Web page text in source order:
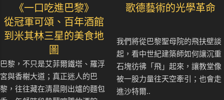
《一口吃進巴黎》
從冠軍可頌、百年酒館
到米其林三星的美食地
圖
巴黎，不只是艾菲爾鐵塔、羅浮
宮與香榭大道；真正迷人的巴
黎，往往藏在清晨剛出爐的麵包
歌德藝術的光學革命
我們將從巴黎聖母院的飛扶壁談
起，看中世紀建築師如何讓沉重
石塊彷彿「飛」起來，讓教堂像
被一股力量往天空牽引；也會走
進沙特爾..